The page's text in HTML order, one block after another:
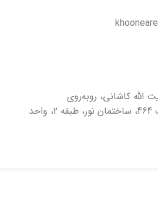
الله کاشانی، روبه‌روی
فرهنگسرای نور، پلاک 464، ساختمان نور، طبقه 2، واحد